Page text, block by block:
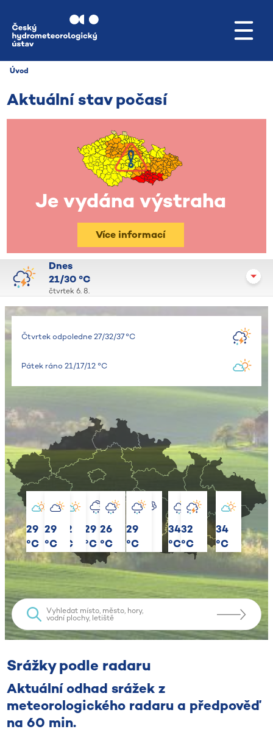
Úvod
Aktuální stav počasí​​​​​
Je vydána výstraha
Více informací
Dnes
21/30 °C
čtvrtek 6. 8.
Čtvrtek odpoledne 27/32/37 °C
Pátek ráno 21/17/12 °C
30
°C
29
°C
31
°C
32
°C
29
°C
29
°C
26
°C
30
°C
29
°C
34
°C
35
°C
34
°C
32
°C
Srážky podle radaru
Aktuální odhad srážek z
meteorologického radaru a předpověď
na 60 min.